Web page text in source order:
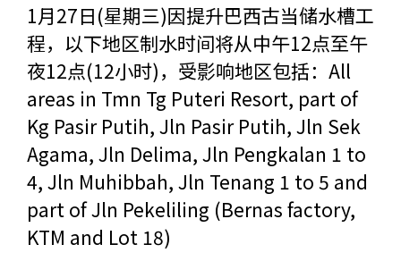
1月27日(星期三)因提升巴西古当储水槽工
程，以下地区制水时间将从中午12点至午
夜12点(12小时)，受影响地区包括：All
areas in Tmn Tg Puteri Resort, part of
Kg Pasir Putih, Jln Pasir Putih, Jln Sek
Agama, Jln Delima, Jln Pengkalan 1 to
4, Jln Muhibbah, Jln Tenang 1 to 5 and
part of Jln Pekeliling (Bernas factory,
KTM and Lot 18)